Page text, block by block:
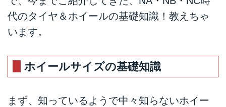
代のタイヤ＆ホイールの基礎知識！教えちゃ
います。
ホイールサイズの基礎知識
まず、知っているようで中々知らないホイー